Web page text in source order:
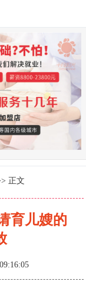
正文
育儿嫂的